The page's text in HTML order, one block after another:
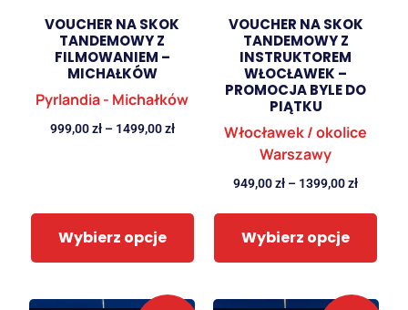
VOUCHER NA SKOK
TANDEMOWY Z
FILMOWANIEM –
MICHAŁKÓW
Pyrlandia - Michałków
999,00zł – 1499,00zł
Wybierz opcje
VOUCHER NA SKOK
TANDEMOWY Z
INSTRUKTOREM
WŁOCŁAWEK –
PROMOCJA BYLE DO
PIĄTKU
Włocławek / okolice
Warszawy
949,00zł – 1399,00zł
Wybierz opcje